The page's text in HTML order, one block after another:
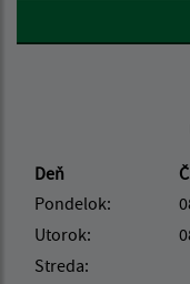
Google reCaptcha
Deň
Pondelok:
Utorok:
Streda: